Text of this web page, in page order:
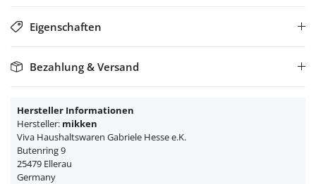
Eigenschaften
Bezahlung & Versand
Hersteller Informationen
Hersteller: mikken
Viva Haushaltswaren Gabriele Hesse e.K.
Butenring 9
25479 Ellerau
Germany